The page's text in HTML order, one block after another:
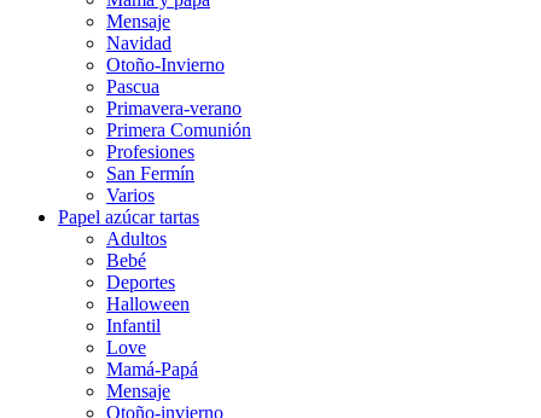
Mensaje
Navidad
Otoño-Invierno
Pascua
Primavera-verano
Primera Comunión
Profesiones
San Fermín
Varios
Papel azúcar tartas
Adultos
Bebé
Deportes
Halloween
Infantil
Love
Mamá-Papá
Mensaje
Otoño-invierno